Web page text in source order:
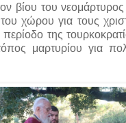
βίου του
του χώρου για τους
περίοδο της
μαρτυρίου για